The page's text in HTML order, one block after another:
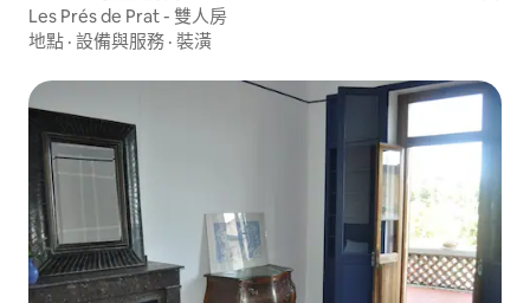
Les Prés de Prat - 雙人房
地點 · 設備與服務 · 裝潢